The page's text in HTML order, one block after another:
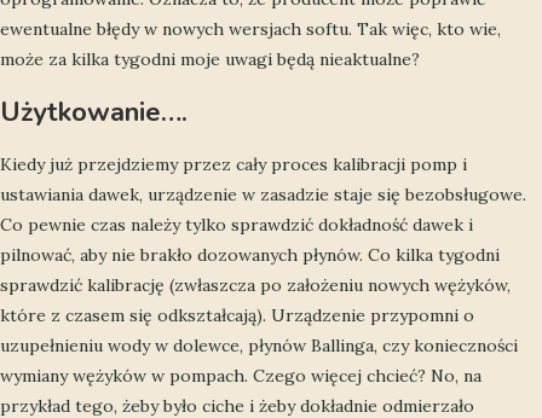
ewentualne błędy w nowych wersjach softu. Tak więc, kto wie,
może za kilka tygodni moje uwagi będą nieaktualne?
Użytkowanie….
Kiedy już przejdziemy przez cały proces kalibracji pomp i
ustawiania dawek, urządzenie w zasadzie staje się bezobsługowe.
Co pewnie czas należy tylko sprawdzić dokładność dawek i
pilnować, aby nie brakło dozowanych płynów. Co kilka tygodni
sprawdzić kalibrację (zwłaszcza po założeniu nowych wężyków,
które z czasem się odkształcają). Urządzenie przypomni o
uzupełnieniu wody w dolewce, płynów Ballinga, czy konieczności
wymiany wężyków w pompach. Czego więcej chcieć? No, na
przykład tego, żeby było ciche i żeby dokładnie odmierzało